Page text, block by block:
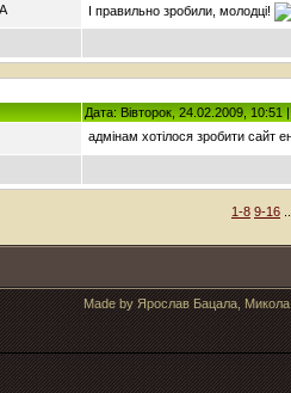
І правильно зробили, молодці!
Дата: Вівторок, 24.02.2009,
адмінам хотілося зробити сайт
1-8 9-16
Made by Ярослав Бацала,